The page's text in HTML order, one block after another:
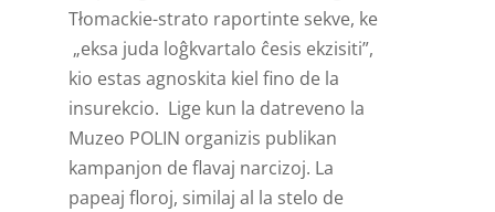
Tłomackie-strato raportinte sekve, ke
„eksa juda loĝkvartalo ĉesis ekzisiti”,
kio estas agnoskita kiel fino de la
insurekcio. Lige kun la datreveno la
Muzeo POLIN organizis publikan
kampanjon de flavaj narcizoj. La
papeaj floroj, similaj al la stelo de